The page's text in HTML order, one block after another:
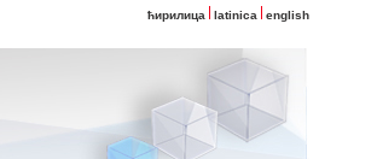
ћирилица latinica english